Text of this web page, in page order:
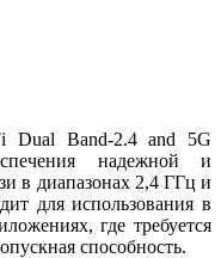
Dual Band-2.4 and 5G
надежной и
в диапазонах 2,4 ГГц и
для использования в
где требуется
способность.